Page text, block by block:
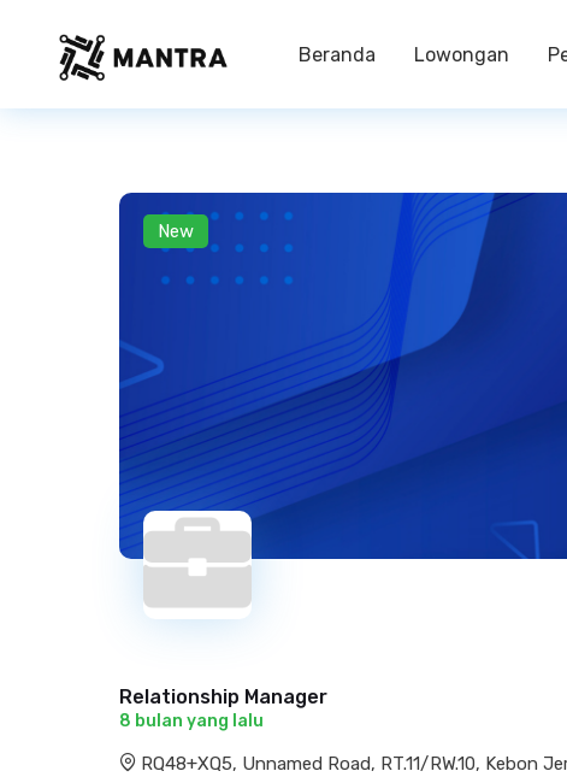
Beranda Lowongan
New
Relationship Manager
8 bulan yang lalu
RQ48+XQ5, Unnamed Road, RT.11/RW.10, Kebon